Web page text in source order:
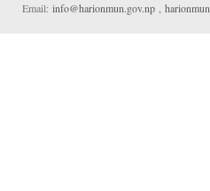
Email: info@harionmun.gov.np ,